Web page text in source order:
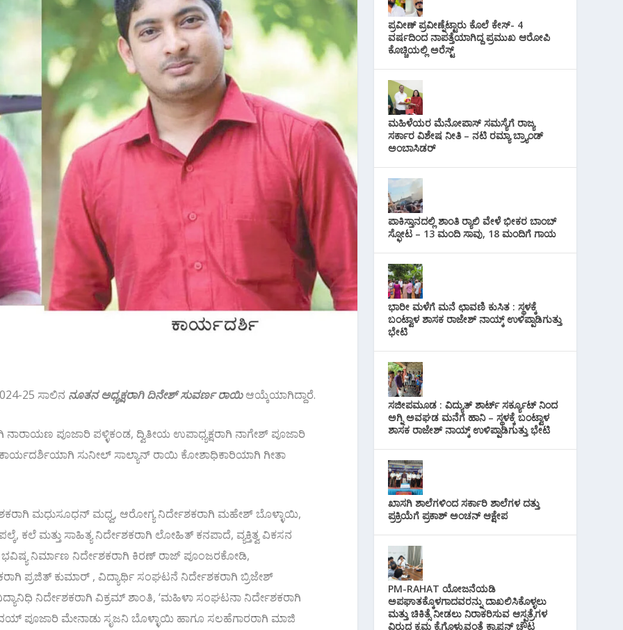
25 ಸಾಲಿನ ನೂತನ ಅಧ್ಯಕ್ಷರಾಗಿ ದಿನೇಶ್ ಸುವರ್ಣ ರಾಯಿ ಆಯ್ಕೆಯಾಗಿದ್ದಾರೆ.
ಪೂಜಾರಿ ಪಳ್ಳಿಕಂಡ, ದ್ವಿತೀಯ ಉಪಾಧ್ಯಕ್ಷರಾಗಿ ನಾಗೇಶ್ ಪೂಜಾರಿ
ಸುನೀಲ್ ಸಾಲ್ಯಾನ್ ರಾಯಿ ಕೋಶಾಧಿಕಾರಿಯಾಗಿ ಗೀತಾ
ಮಧುಸೂಧನ್ ಮಧ್ವ, ಆರೋಗ್ಯ ನಿರ್ದೇಶಕರಾಗಿ ಮಹೇಶ್ ಬೊಳ್ಳಾಯಿ,
ಕಲೆ ಮತ್ತು ಸಾಹಿತ್ಯ ನಿರ್ದೇಶಕರಾಗಿ ಲೋಹಿತ್ ಕನಪಾದೆ, ವ್ಯಕ್ತಿತ್ವ ವಿಕಸನ
ಭವಿಷ್ಯ ನಿರ್ಮಾಣ ನಿರ್ದೇಶಕರಾಗಿ ಕಿರಣ್ ರಾಜ್ ಪೂಂಜರಕೋಡಿ,
ಪ್ರಜಿತ್ ಕುಮಾರ್ , ವಿದ್ಯಾರ್ಥಿ ಸಂಘಟನೆ ನಿರ್ದೇಶಕರಾಗಿ ಬ್ರಿಜೇಶ್
ನಿರ್ದೇಶಕರಾಗಿ ವಿಕ್ರಮ್ ಶಾಂತಿ, ‘ಮಹಿಳಾ ಸಂಘಟನಾ ನಿರ್ದೇಶಕರಾಗಿ
ಪೂಜಾರಿ ಮೇನಾಡು ಸೃಜನಿ ಬೊಳ್ಳಾಯಿ ಹಾಗೂ ಸಲಹೆಗಾರರಾಗಿ ಮಾಜಿ
ಪ್ರವೀಣ್ ಪ್ರವೀಣ್ನೆಟ್ಟಾರು ಕೊಲೆ ಕೇಸ್‌- 4
ವರ್ಷದಿಂದ ನಾಪತ್ತೆಯಾಗಿದ್ದ ಪ್ರಮುಖ ಆರೋಪಿ
ಕೊಚ್ಚಿಯಲ್ಲಿ ಅರೆಸ್ಟ್‌
ಮಹಿಳೆಯರ ಮೆನೋಪಾಸ್ ಸಮಸ್ಯೆಗೆ ರಾಜ್ಯ
ಸರ್ಕಾರ ವಿಶೇಷ ನೀತಿ – ನಟಿ ರಮ್ಯಾ ಬ್ರ್ಯಾಂಡ್
ಅಂಬಾಸಿಡರ್
ಪಾಕಿಸ್ತಾನದಲ್ಲಿ ಶಾಂತಿ ರ‍್ಯಾಲಿ ವೇಳೆ ಭೀಕರ ಬಾಂಬ್
ಸ್ಫೋಟ – 13 ಮಂದಿ ಸಾವು, 18 ಮಂದಿಗೆ ಗಾಯ
ಭಾರೀ ಮಳೆಗೆ ಮನೆ ಛಾವಣಿ ಕುಸಿತ : ಸ್ಥಳಕ್ಕೆ
ಬಂಟ್ವಾಳ ಶಾಸಕ ರಾಜೇಶ್ ನಾಯ್ಕ್ ಉಳಿಪ್ಪಾಡಿಗುತ್ತು
ಭೇಟಿ
ಸಜೀಪಮೂಡ : ವಿದ್ಯುತ್ ಶಾರ್ಟ್ ಸರ್ಕ್ಯೂಟ್‌ ನಿಂದ
ಅಗ್ನಿ ಅವಘಡ ಮನೆಗೆ ಹಾನಿ – ಸ್ಥಳಕ್ಕೆ ಬಂಟ್ವಾಳ
ಶಾಸಕ ರಾಜೇಶ್ ನಾಯ್ಕ್ ಉಳಿಪ್ಪಾಡಿಗುತ್ತು ಭೇಟಿ
ಖಾಸಗಿ ಶಾಲೆಗಳಿಂದ ಸರ್ಕಾರಿ ಶಾಲೆಗಳ ದತ್ತು
ಪ್ರಕ್ರಿಯೆಗೆ ಪ್ರಕಾಶ್ ಅಂಚನ್ ಆಕ್ಷೇಪ
PM-RAHAT ಯೋಜನೆಯಡಿ
ಅಪಘಾತಕ್ಕೊಳಗಾದವರನ್ನು ದಾಖಲಿಸಿಕೊಳ್ಳಲು
ಮತ್ತು ಚಿಕಿತ್ಸೆ ನೀಡಲು ನಿರಾಕರಿಸುವ ಆಸ್ಪತ್ರೆಗಳ
ವಿರುದ್ಧ ಕ್ರಮ ಕೈಗೊಳ್ಳುವಂತೆ ಕ್ಯಾಪ್ಟನ್ ಚೌಟ